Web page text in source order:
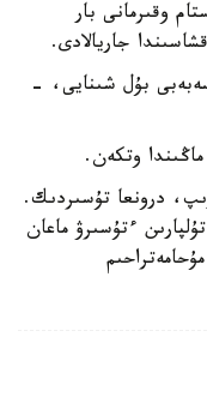
ميلليوننان استام وقىرمانى بار
جاريالادى.
بۇل شىنايى، -
وتكەن.
درونعا تۇسىردىك.
ءتۇسىرۋ ماعان